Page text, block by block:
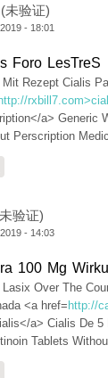
未验证)
- 18:01
Foro LesTreS
Rezept Cialis
http://
a> Generic
Perscription
验证)
- 14:03
100 Mg
Lasix Over The
<a href= http://
a> Cialis De 5
Tablets